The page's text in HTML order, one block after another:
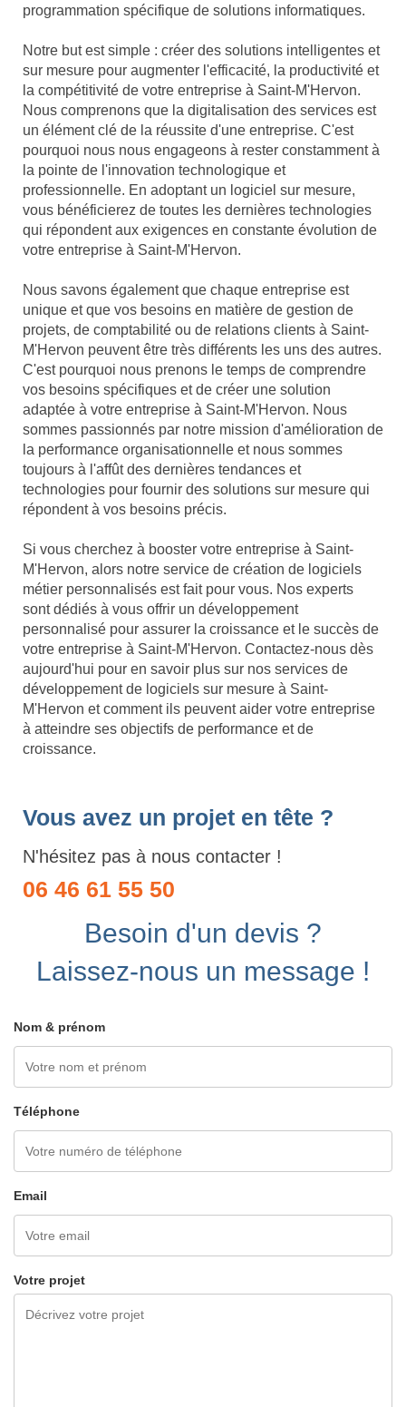
programmation spécifique de solutions informatiques.
Notre but est simple : créer des solutions intelligentes et
sur mesure pour augmenter l'efficacité, la productivité et
la compétitivité de votre entreprise à Saint-M'Hervon.
Nous comprenons que la digitalisation des services est
un élément clé de la réussite d'une entreprise. C'est
pourquoi nous nous engageons à rester constamment à
la pointe de l'innovation technologique et
professionnelle. En adoptant un logiciel sur mesure,
vous bénéficierez de toutes les dernières technologies
qui répondent aux exigences en constante évolution de
votre entreprise à Saint-M'Hervon.
Nous savons également que chaque entreprise est
unique et que vos besoins en matière de gestion de
projets, de comptabilité ou de relations clients à Saint-
M'Hervon peuvent être très différents les uns des autres.
C'est pourquoi nous prenons le temps de comprendre
vos besoins spécifiques et de créer une solution
adaptée à votre entreprise à Saint-M'Hervon. Nous
sommes passionnés par notre mission d'amélioration de
la performance organisationnelle et nous sommes
toujours à l'affût des dernières tendances et
technologies pour fournir des solutions sur mesure qui
répondent à vos besoins précis.
Si vous cherchez à booster votre entreprise à Saint-
M'Hervon, alors notre service de création de logiciels
métier personnalisés est fait pour vous. Nos experts
sont dédiés à vous offrir un développement
personnalisé pour assurer la croissance et le succès de
votre entreprise à Saint-M'Hervon. Contactez-nous dès
aujourd'hui pour en savoir plus sur nos services de
développement de logiciels sur mesure à Saint-
M'Hervon et comment ils peuvent aider votre entreprise
à atteindre ses objectifs de performance et de
croissance.
Vous avez un projet en tête ?
N'hésitez pas à nous contacter !
06 46 61 55 50
Besoin d'un devis ?
Laissez-nous un message !
Nom & prénom
Téléphone
Email
Votre projet